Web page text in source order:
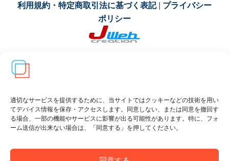
適切なサービスを提供するために、当サイトではクッキーなどの技術を用い
てデバイス情報を保存・アクセスします。同意しない、または同意を撤回す
る場合、一部の機能やサービスに影響が出る可能性があります。特に、フォ
ーム送信が出来ない場合は、「同意する」を押してください。
利用規約・特定商取引法に基づく表記| プライバシー
ポリシー